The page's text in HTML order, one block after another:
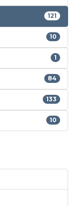
121
10
1
84
133
10